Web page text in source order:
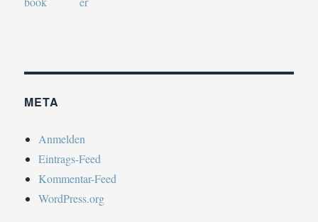
META
Anmelden
Eintrags-Feed
Kommentar-Feed
WordPress.org